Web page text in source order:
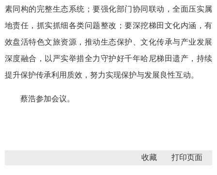
素同构的完整生态系统；要强化部门协同联动，全面压实属
地责任，抓实抓细各类问题整改；要深挖梯田文化内涵，有
效盘活特色文旅资源，推动生态保护、文化传承与产业发展
深度融合，以严实举措全力守护好千年哈尼梯田遗产，持续
提升保护传承利用质效，努力实现保护与发展良性互动。
蔡浩参加会议。
收藏